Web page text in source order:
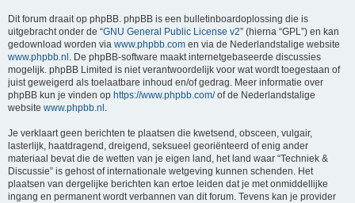
Dit forum draait op phpBB. phpBB is een bulletinboardoplossing die is
uitgebracht onder de “GNU General Public License v2” (hierna “GPL”) en kan
gedownload worden via www.phpbb.com en via de Nederlandstalige website
www.phpbb.nl . De phpBB-software maakt internetgebaseerde discussies
mogelijk. phpBB Limited is niet verantwoordelijk voor wat wordt toegestaan of
juist geweigerd als toelaatbare inhoud en/of gedrag. Meer informatie over
phpBB kun je vinden op https://www.phpbb.com/of de Nederlandstalige
website www.phpbb.nl .
Je verklaart geen berichten te plaatsen die kwetsend, obsceen, vulgair,
lasterlijk, haatdragend, dreigend, seksueel georiënteerd of enig ander
materiaal bevat die de wetten van je eigen land, het land waar “Techniek &
Discussie” is gehost of internationale wetgeving kunnen schenden. Het
plaatsen van dergelijke berichten kan ertoe leiden dat je met onmiddellijke
ingang en permanent wordt verbannen van dit forum. Tevens kan je provider